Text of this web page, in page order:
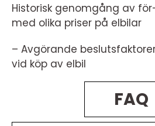
Historisk genomgång av
med olika priser på elbilar
– Avgörande
vid köp av elbil
FAQ